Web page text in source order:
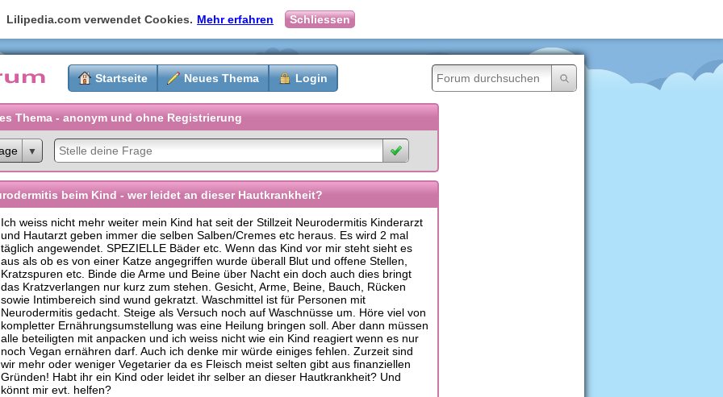
Lilipedia.com verwendet Cookies. Mehr erfahren Schliessen
Startseite Neues Thema Login
Thema - anonym und ohne Registrierung
beim Kind - wer leidet an dieser Hautkrankheit?
Ich weiss nicht mehr weiter mein Kind hat seit der Stillzeit Neurodermitis Kinderarzt
und Hautarzt geben immer die selben Salben/Cremes etc heraus. Es wird 2 mal
täglich angewendet. SPEZIELLE Bäder etc. Wenn das Kind vor mir steht sieht es
aus als ob es von einer Katze angegriffen wurde überall Blut und offene Stellen,
Kratzspuren etc. Binde die Arme und Beine über Nacht ein doch auch dies bringt
das Kratzverlangen nur kurz zum stehen. Gesicht, Arme, Beine, Bauch, Rücken
sowie Intimbereich sind wund gekratzt. Waschmittel ist für Personen mit
Neurodermitis gedacht. Steige als Versuch noch auf Waschnüsse um. Höre viel von
kompletter Ernährungsumstellung was eine Heilung bringen soll. Aber dann müssen
alle beteiligten mit anpacken und ich weiss nicht wie ein Kind reagiert wenn es nur
noch Vegan ernähren darf. Auch ich denke mir würde einiges fehlen. Zurzeit sind
wir mehr oder weniger Vegetarier da es Fleisch meist selten gibt aus finanziellen
Gründen! Habt ihr ein Kind oder leidet ihr selber an dieser Hautkrankheit? Und
könnt mir evt. helfen?